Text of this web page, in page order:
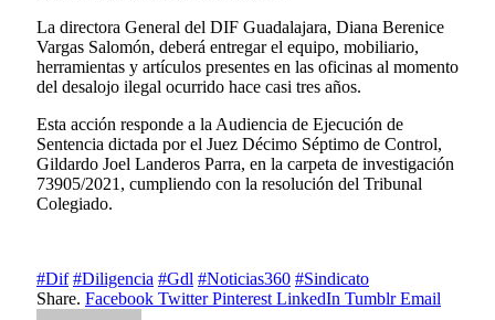
La directora General del DIF Guadalajara, Diana Berenice
Vargas Salomón, deberá entregar el equipo, mobiliario,
herramientas y artículos presentes en las oficinas al momento
del desalojo ilegal ocurrido hace casi tres años.
Esta acción responde a la Audiencia de Ejecución de
Sentencia dictada por el Juez Décimo Séptimo de Control,
Gildardo Joel Landeros Parra, en la carpeta de investigación
73905/2021, cumpliendo con la resolución del Tribunal
Colegiado.
#Dif #Diligencia #Gdl #Noticias360 #Sindicato
Share. Facebook Twitter Pinterest LinkedIn Tumblr Email